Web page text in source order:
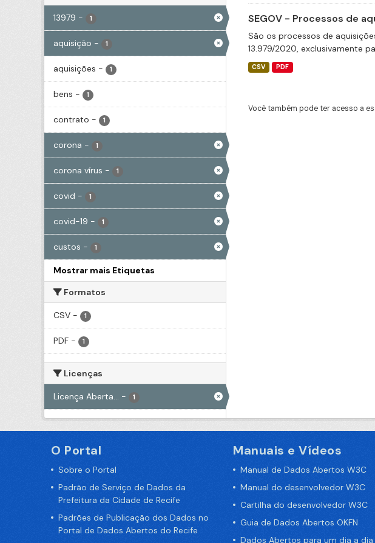
13979 - 1
aquisição - 1
aquisições - 1
bens - 1
contrato - 1
corona - 1
corona vírus - 1
covid - 1
covid-19 - 1
custos - 1
Mostrar mais Etiquetas
Formatos
CSV - 1
PDF - 1
Licenças
Licença Aberta... - 1
SEGOV - Processos de
São os processos de
13.979/2020, exclusivamente
CSV PDF
Você também pode ter acesso a
O Portal
Sobre o Portal
Padrão de Serviço de Dados da
Prefeitura da Cidade de Recife
Padrões de Publicação dos Dados no
Portal de Dados Abertos do Recife
Manuais e Vídeos
Manual de Dados Abertos W3C
Manual do desenvolvedor W3C
Cartilha do desenvolvedor W3C
Guia de Dados Abertos OKFN
Dados Abertos para um dia a dia